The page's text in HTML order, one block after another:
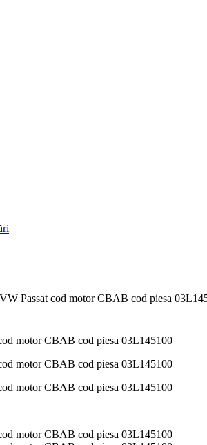
Passat cod motor CBAB cod piesa